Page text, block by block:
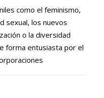
como el feminismo,
sexual, los nuevos
o la diversidad
forma entusiasta por el